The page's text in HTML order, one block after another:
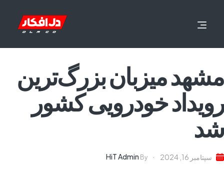
مشهد میزبان بزرگ‌ترین
رویداد خودرویی کشور
شد
سپتامبر 16, 2024 By
HiT Admin